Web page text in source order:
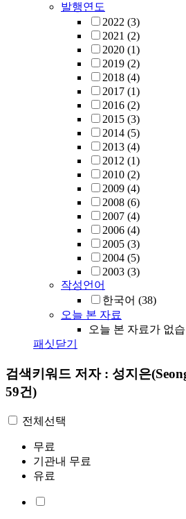
발행연도
2022 (3)
2021 (2)
2020 (1)
2019 (2)
2018 (4)
2017 (1)
2016 (2)
2015 (3)
2014 (5)
2013 (4)
2012 (1)
2010 (2)
2009 (4)
2008 (6)
2007 (4)
2006 (4)
2005 (3)
2004 (5)
2003 (3)
작성언어
한국어 (38)
오늘 본 자료
오늘 본 자료가 없
패싯닫기
검색키워드 저자 : 성지은
59건)
전체선택
무료
기관내 무료
유료